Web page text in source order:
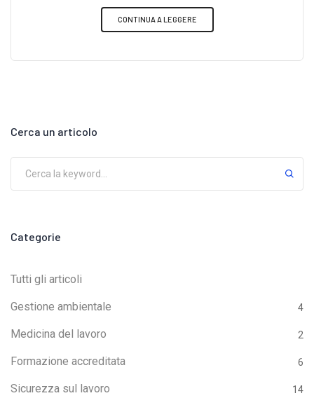
Preposti: novità in vigore da subitoTra le disposizioni
operativo da subito l’obbligo di aggiornamento
ogni 2 anni.Questa misura dà piena attuazione a
modificato dalla Legge n. 215/2021, che aveva
rafforzato il ruolo del Preposto nella gestione della
anticipato questo orientamento, applicando la
legge 215/2021.Nuova data di riferimento: 24 maggio
2023Da questa data derivano due casi distinti:●
CORSI SVOLTI PRIMA DEL 24/05/2023Tutti i corsi,
CONTINUA A LEGGERE
Cerca un articolo
Categorie
Tutti gli articoli
Gestione ambientale 4
Medicina del lavoro 2
Formazione accreditata 6
Sicurezza sul lavoro 14